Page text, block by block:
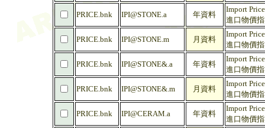
PRICE.bnk IPI@STONE.a 年資料
Import
進口物價
PRICE.bnk IPI@STONE.m 月資料
Import
進口物價
PRICE.bnk IPI@STONE&.a 年資料
Import
進口物價
PRICE.bnk IPI@STONE&.m 月資料
Import
進口物價
PRICE.bnk IPI@CERAM.a 年資料
Import
進口物價